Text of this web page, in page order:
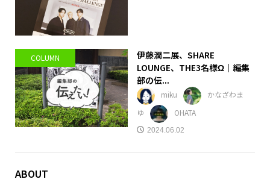
COLUMN
伊藤潤二展、SHARE
LOUNGE、THE3名様Ω｜編集
部の伝...
miku
かなざわま
ゆ
OHATA
2024.06.02
ABOUT